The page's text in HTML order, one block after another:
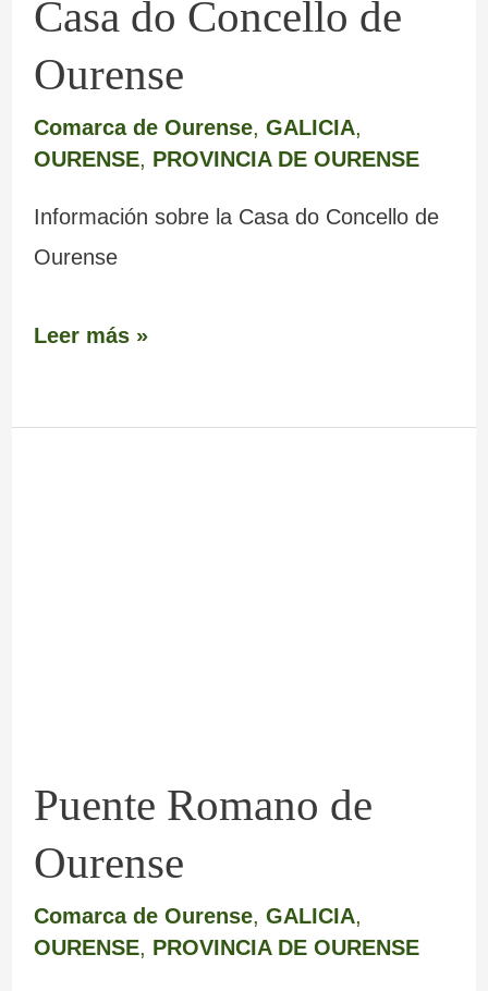
Casa do Concello de
Ourense
Comarca de Ourense, GALICIA,
OURENSE, PROVINCIA DE OURENSE
Información sobre la Casa do Concello de
Ourense
Leer más »
Puente Romano de
Ourense
Comarca de Ourense, GALICIA,
OURENSE, PROVINCIA DE OURENSE